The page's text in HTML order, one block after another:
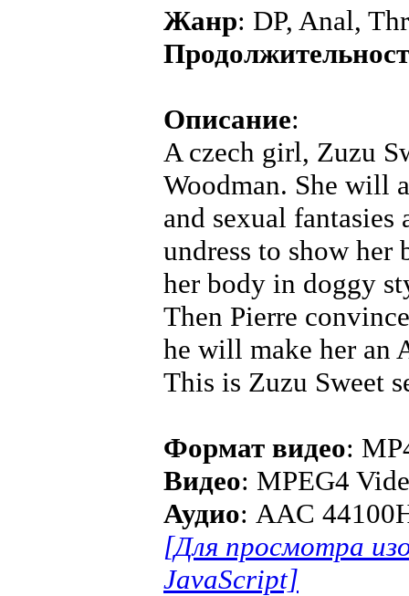
Жанр: DP, Anal,
Описание:
A czech girl, Zuzu
Woodman. She will
and sexual
undress to show her
her body in doggy
Then Pierre
he will make her an
This is Zuzu Sweet
Формат видео:
Видео: MPEG4
Аудио: AAC
[Для просмотра
JavaScript]